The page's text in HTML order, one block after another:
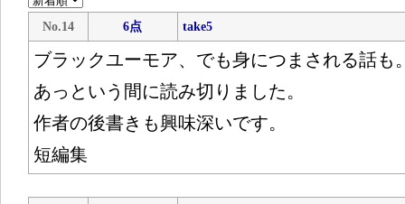
No.14 6点 take5
ブラックユーモア、でも身につまされる話も
あっという間に読み切りました。
作者の後書きも興味深いです。
短編集